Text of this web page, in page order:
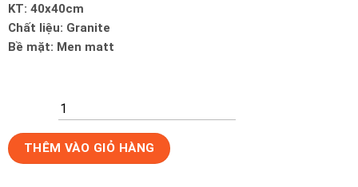
KT: 40x40cm
Chất liệu: Granite
Bề mặt: Men matt
Gạch
Ốp
THÊM VÀO GIỎ HÀNG